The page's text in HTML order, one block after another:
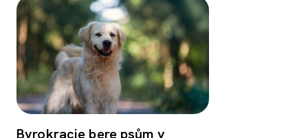
Byrokracie bere psům v